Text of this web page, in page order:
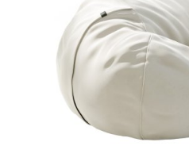
Barhocker
Hocker
Bänke & Liegen
Sitzsäcke